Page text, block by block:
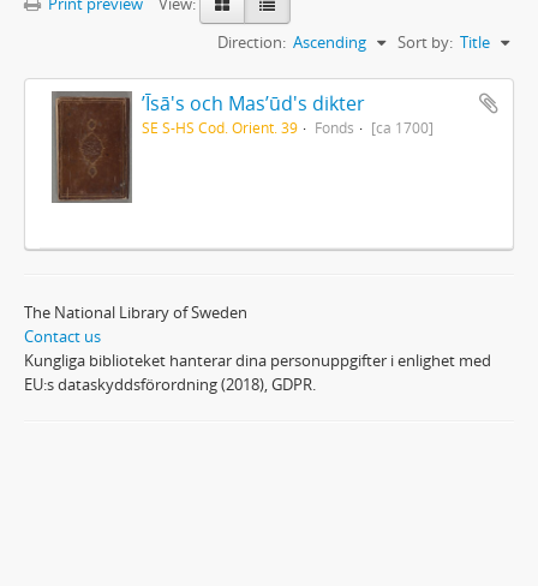
Sort by: Title
Direction: Ascending
ʼĪsā's och Masʼūd's dikter
SE S-HS Cod. Orient. 39 Fonds [ca 1700]
The National Library of Sweden
Contact us
Kungliga biblioteket hanterar dina personuppgifter i enlighet med
EU:s dataskyddsförordning (2018), GDPR.